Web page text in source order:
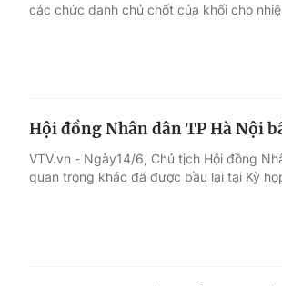
các chức danh chủ chốt của khối cho
Hội đồng Nhân dân TP Hà Nội
VTV.vn - Ngày14/6, Chủ tịch Hội đồng
quan trọng khác đã được bầu lại tại Kỳ